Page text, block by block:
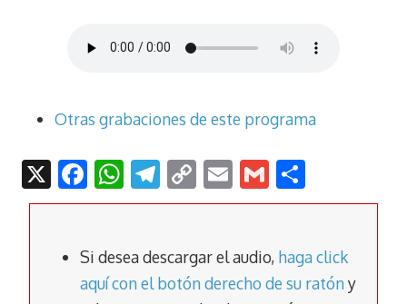
Otras grabaciones de este programa
X F
ac
b
o
W
h
s
A
T
el
gr
a
C
o
y
Li
E
m
l
G
m
l
o
p
ar
Si desea descargar el audio, haga click
aquí con el botón derecho de su ratóny